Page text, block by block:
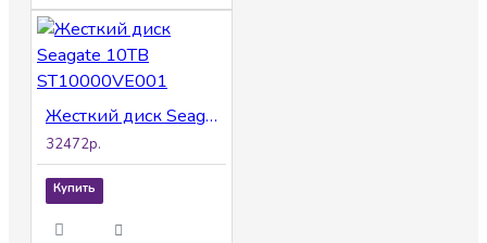
Жесткий диск Seagate 10TB ST10000VE001
32472р.
Купить